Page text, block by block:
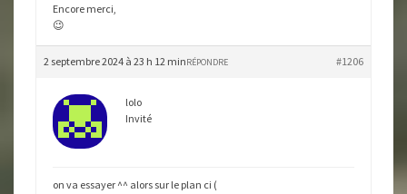
Encore merci,
😉
2 septembre 2024 à 23 h 12 min #1206
RÉPONDRE
lolo
Invité
on va essayer ^^ alors sur le plan ci (